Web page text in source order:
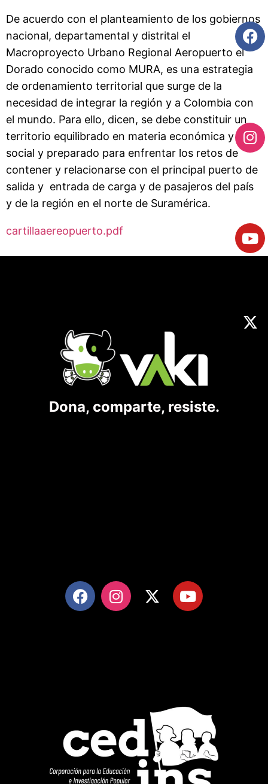
De acuerdo con el planteamiento de los gobiernos
nacional, departamental y distrital el
Macroproyecto Urbano Regional Aeropuerto el
Dorado conocido como MURA, es una estrategia
de ordenamiento territorial que surge de la
necesidad de integrar la región y a Colombia con
el mundo. Para ello, dicen, se debe constituir un
territorio equilibrado en materia económica y
social y preparado para enfrentar los retos de
contener y relacionarse con el principal puerto de
salida y entrada de carga y de pasajeros del país
y de la región en el norte de Suramérica.
cartillaaereopuerto.pdf
Dona, comparte, resiste.